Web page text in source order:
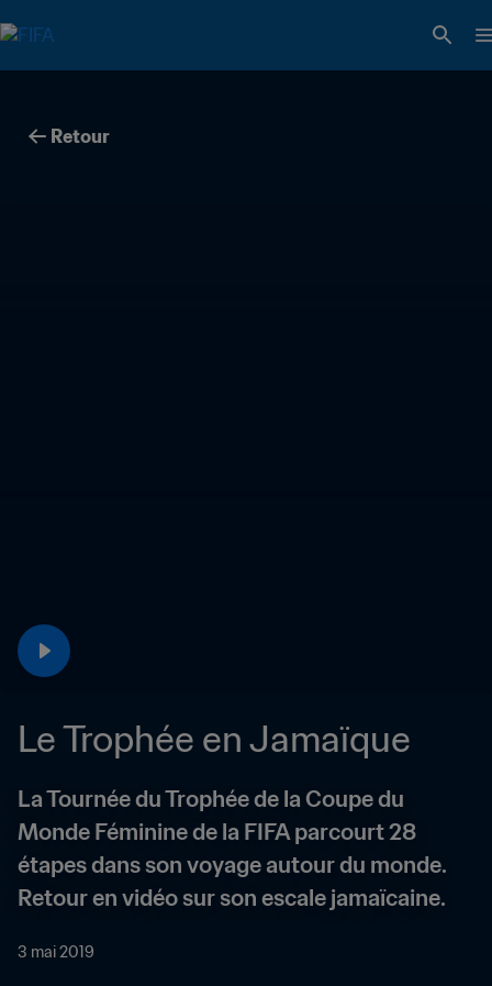
Retour
Le Trophée en Jamaïque
La Tournée du Trophée de la Coupe du
Monde Féminine de la FIFA parcourt 28
étapes dans son voyage autour du monde.
Retour en vidéo sur son escale jamaïcaine.
3 mai 2019